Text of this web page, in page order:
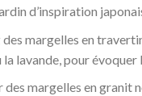
d’inspiration
margelles en
lavande, pour évoquer
des margelles en granit